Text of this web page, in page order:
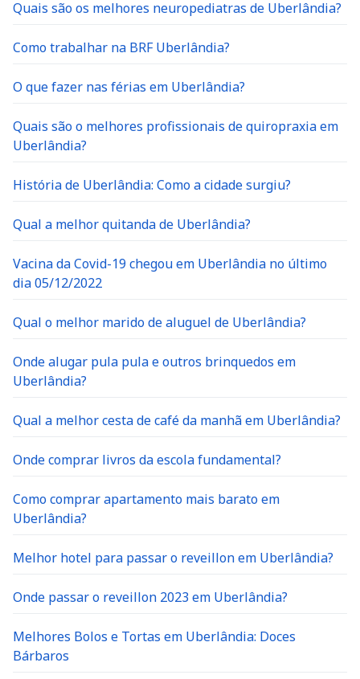
Quais são os melhores neuropediatras de Uberlândia?
Como trabalhar na BRF Uberlândia?
O que fazer nas férias em Uberlândia?
Quais são o melhores profissionais de quiropraxia em
Uberlândia?
História de Uberlândia: Como a cidade surgiu?
Qual a melhor quitanda de Uberlândia?
Vacina da Covid-19 chegou em Uberlândia no último
dia 05/12/2022
Qual o melhor marido de aluguel de Uberlândia?
Onde alugar pula pula e outros brinquedos em
Uberlândia?
Qual a melhor cesta de café da manhã em Uberlândia?
Onde comprar livros da escola fundamental?
Como comprar apartamento mais barato em
Uberlândia?
Melhor hotel para passar o reveillon em Uberlândia?
Onde passar o reveillon 2023 em Uberlândia?
Melhores Bolos e Tortas em Uberlândia: Doces
Bárbaros